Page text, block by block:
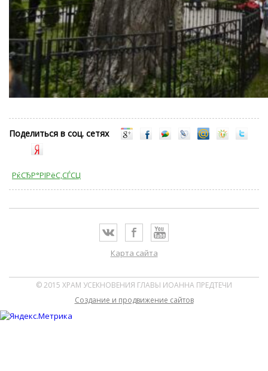
Поделиться в соц. сетях
РќСЂР°РІРёС‚СЃСЏ
Карта сайта
© 2015 ХРАМ УСЕКНОВЕНИЯ ГЛАВЫ ИОАННА ПРЕДТЕЧИ
Cоздание и продвижение сайтов